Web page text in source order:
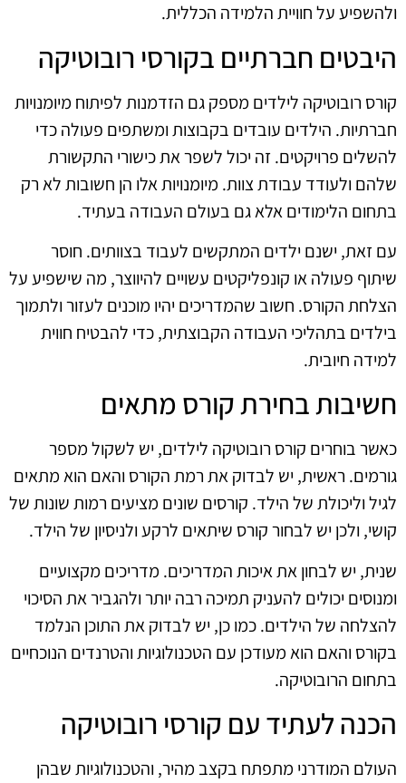
ולהשפיע על חוויית הלמידה הכללית.
היבטים חברתיים בקורסי רובוטיקה
קורס רובוטיקה לילדים מספק גם הזדמנות לפיתוח מיומנויות
חברתיות. הילדים עובדים בקבוצות ומשתפים פעולה כדי
להשלים פרויקטים. זה יכול לשפר את כישורי התקשורת
שלהם ולעודד עבודת צוות. מיומנויות אלו הן חשובות לא רק
בתחום הלימודים אלא גם בעולם העבודה בעתיד.
עם זאת, ישנם ילדים המתקשים לעבוד בצוותים. חוסר
שיתוף פעולה או קונפליקטים עשויים להיווצר, מה שישפיע על
הצלחת הקורס. חשוב שהמדריכים יהיו מוכנים לעזור ולתמוך
בילדים בתהליכי העבודה הקבוצתית, כדי להבטיח חווית
למידה חיובית.
חשיבות בחירת קורס מתאים
כאשר בוחרים קורס רובוטיקה לילדים, יש לשקול מספר
גורמים. ראשית, יש לבדוק את רמת הקורס והאם הוא מתאים
לגיל וליכולת של הילד. קורסים שונים מציעים רמות שונות של
קושי, ולכן יש לבחור קורס שיתאים לרקע ולניסיון של הילד.
שנית, יש לבחון את איכות המדריכים. מדריכים מקצועיים
ומנוסים יכולים להעניק תמיכה רבה יותר ולהגביר את הסיכוי
להצלחה של הילדים. כמו כן, יש לבדוק את התוכן הנלמד
בקורס והאם הוא מעודכן עם הטכנולוגיות והטרנדים הנוכחיים
בתחום הרובוטיקה.
הכנה לעתיד עם קורסי רובוטיקה
העולם המודרני מתפתח בקצב מהיר, והטכנולוגיות שבהן